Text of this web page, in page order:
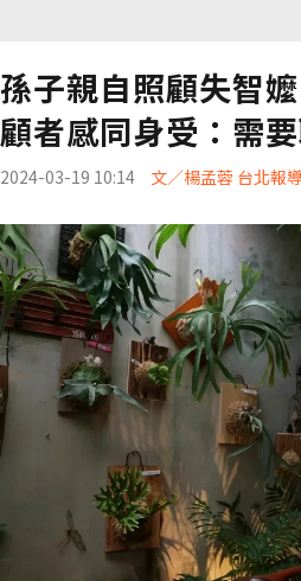
孫子親自照顧失智
顧者感同身受：需
2024-03-19 10:14 文／楊孟蓉 台北報